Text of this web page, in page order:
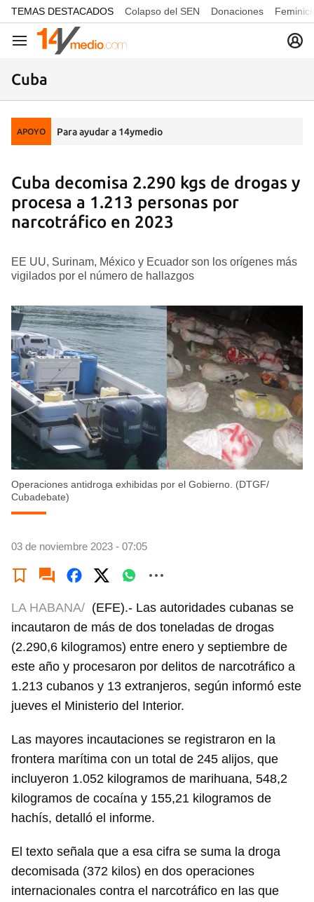
common.go-to-content
TEMAS DESTACADOS Colapso del SEN Donaciones
Navegación
Cuba
APOYO Para ayudar a 14ymedio
Cuba decomisa 2.290 kgs de drogas y
procesa a 1.213 personas por
narcotráfico en 2023
EE UU, Surinam, México y Ecuador son los orígenes más
vigilados por el número de hallazgos
Operaciones antidroga exhibidas por el Gobierno. (DTGF/
Cubadebate)
03 de noviembre 2023 - 07:05
LA HABANA/ (EFE).- Las autoridades cubanas se
incautaron de más de dos toneladas de drogas
(2.290,6 kilogramos) entre enero y septiembre de
este año y procesaron por delitos de narcotráfico a
1.213 cubanos y 13 extranjeros, según informó este
jueves el Ministerio del Interior.
Las mayores incautaciones se registraron en la
frontera marítima con un total de 245 alijos, que
incluyeron 1.052 kilogramos de marihuana, 548,2
kilogramos de cocaína y 155,21 kilogramos de
hachís, detalló el informe.
El texto señala que a esa cifra se suma la droga
decomisada (372 kilos) en dos operaciones
internacionales contra el narcotráfico en las que